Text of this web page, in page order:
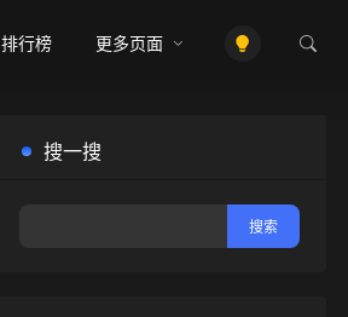
排行榜 更多页面
搜一搜